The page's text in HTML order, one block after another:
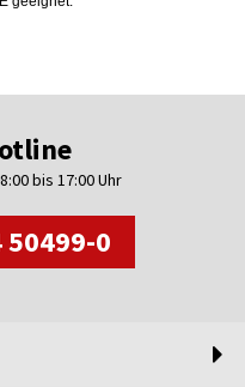
bis 17:00 Uhr
50499-0